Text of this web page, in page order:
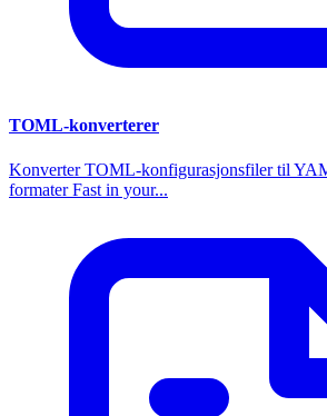
TOML-konverterer
Konverter TOML-konfigurasjonsfiler til
formater Fast in your...